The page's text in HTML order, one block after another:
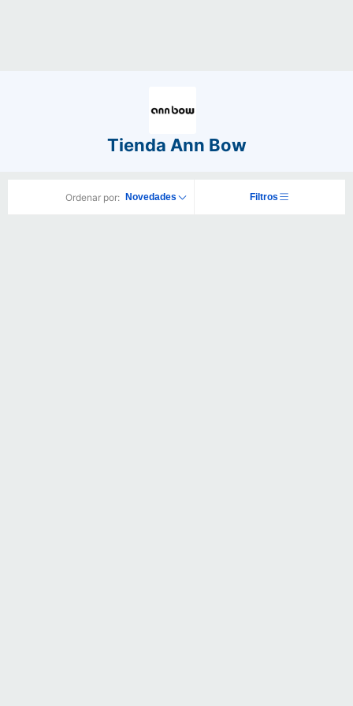
Tienda Ann Bow
Ordenar por: Novedades Filtros